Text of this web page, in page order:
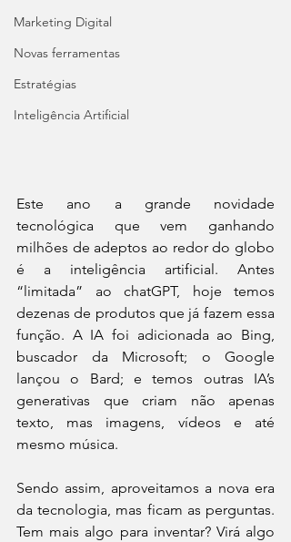
Marketing Digital
Novas ferramentas
Estratégias
Inteligência Artificial
Este ano a grande novidade
tecnológica que vem ganhando
milhões de adeptos ao redor do globo
é a inteligência artificial. Antes
“limitada” ao chatGPT, hoje temos
dezenas de produtos que já fazem essa
função. A IA foi adicionada ao Bing,
buscador da Microsoft; o Google
lançou o Bard; e temos outras IA’s
generativas que criam não apenas
texto, mas imagens, vídeos e até
mesmo música.
Sendo assim, aproveitamos a nova era
da tecnologia, mas ficam as perguntas.
Tem mais algo para inventar? Virá algo